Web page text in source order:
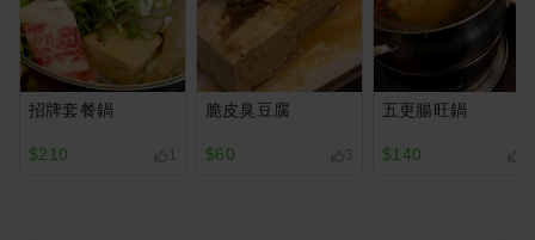
招牌套餐鍋
$210
脆皮臭豆腐
$60 3
五更腸旺鍋
$140